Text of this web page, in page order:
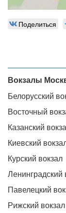
Поделиться
Вокзалы
Белорусский
Восточный
Казанский
Киевский
Курский вокзал
Ленинградский
Павелецкий
Рижский вокзал